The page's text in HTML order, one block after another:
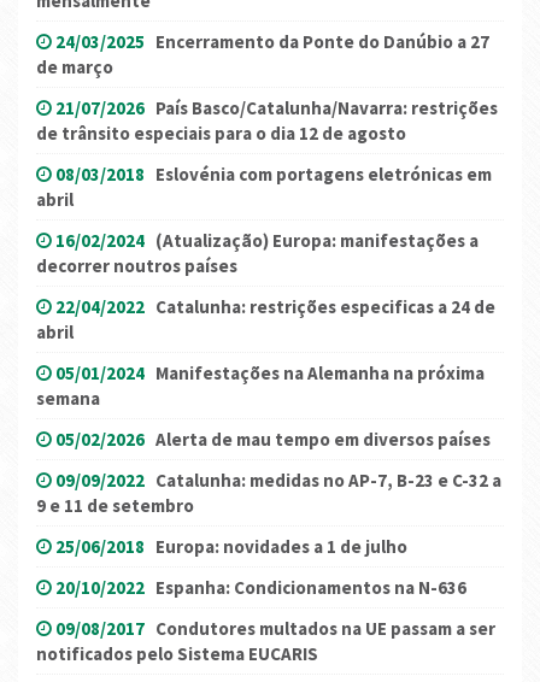
24/03/2025 Encerramento da Ponte do Danúbio a 27
de março
21/07/2026 País Basco/Catalunha/Navarra: restrições
de trânsito especiais para o dia 12 de agosto
08/03/2018 Eslovénia com portagens eletrónicas em
abril
16/02/2024 (Atualização) Europa: manifestações a
decorrer noutros países
22/04/2022 Catalunha: restrições especificas a 24 de
abril
05/01/2024 Manifestações na Alemanha na próxima
semana
05/02/2026 Alerta de mau tempo em diversos países
09/09/2022 Catalunha: medidas no AP-7, B-23 e C-32 a
9 e 11 de setembro
25/06/2018 Europa: novidades a 1 de julho
20/10/2022 Espanha: Condicionamentos na N-636
09/08/2017 Condutores multados na UE passam a ser
notificados pelo Sistema EUCARIS